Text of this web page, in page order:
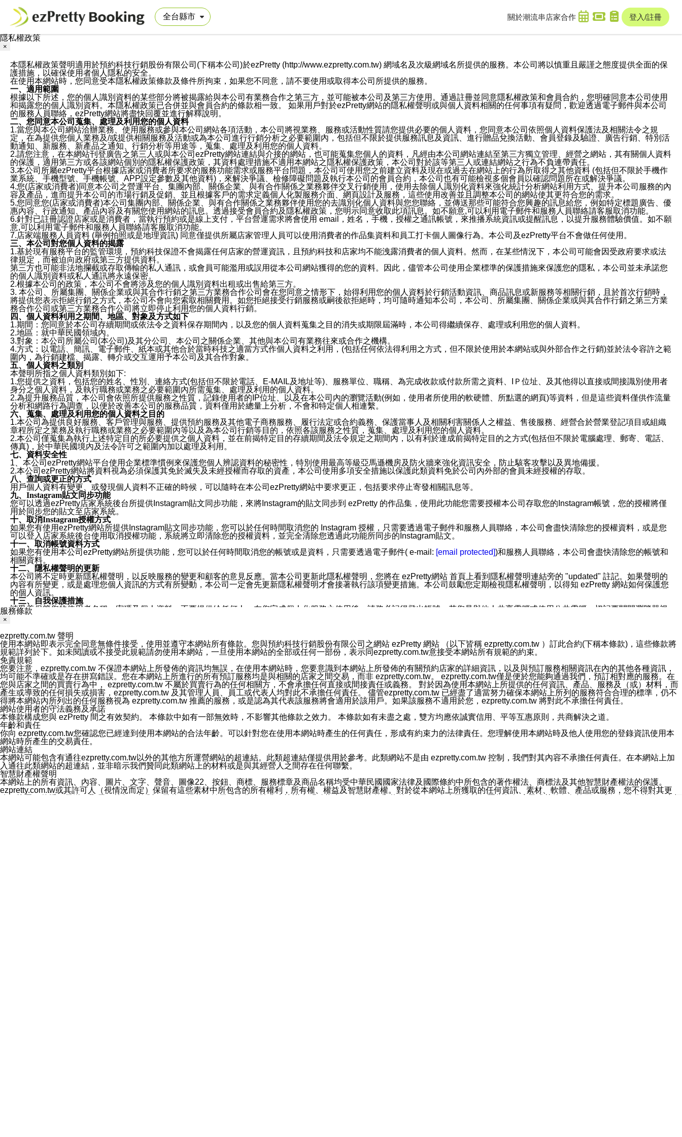
關於潮流串 店家合作 登入/註冊
隱私權政策
×
本隱私權政策聲明適用於預約科技行銷股份有限公司(下稱本公司)於ezPretty (http://www.ezpretty.com.tw) 網域名及次級網域名所提供的服務。本公司將以慎重且嚴謹之態度提供全面的保
護措施，以確保使用者個人隱私的安全。
在使用本網站時，您同意受本隱私權政策條款及條件所拘束，如果您不同意，請不要使用或取得本公司所提供的服務。
一、適用範圍
根據以下所述，您的個人識別資料的某些部分將被揭露給與本公司有業務合作之第三方，並可能被本公司及第三方使用。通過註冊並同意隱私權政策和會員合約，您明確同意本公司使用
和揭露您的個人識別資料。本隱私權政策已合併並與會員合約的條款相一致。 如果用戶對於ezPretty網站的隱私權聲明或與個人資料相關的任何事項有疑問，歡迎透過電子郵件與本公司
的服務人員聯絡，ezPretty網站將盡快回覆並進行解釋說明。
二、您同意本公司蒐集、處理及利用您的個人資料
1.當您與本公司網站洽辦業務、使用服務或參與本公司網站各項活動，本公司將視業務、服務或活動性質請您提供必要的個人資料，您同意本公司依照個人資料保護法及相關法令之規
定，在為提供您個人業務及/或提供相關服務及活動或為本公司進行行銷分析之必要範圍內，包括但不限於提供服務訊息及資訊、進行贈品兌換活動、會員登錄及驗證、廣告行銷、特別活
動通知、新服務、新產品之通知、行銷分析等用途等，蒐集、處理及利用您的個人資料。
2.請您注意，在本網站刊登廣告之第三人或與本公司ezPretty網站連結與介接的網站，也可能蒐集您個人的資料，凡經由本公司網站連結至第三方獨立管理、經營之網站，其有關個人資料
的保護，適用第三方或各該網站個別的隱私權保護政策，其資料處理措施不適用本網站之隱私權保護政策，本公司對於該等第三人或連結網站之行為不負連帶責任。
3.本公司所屬ezPretty平台根據店家或消費者所要求的服務功能需求或服務平台問題，本公司可使用您之前建立資料及現在或過去在網站上的行為所取得之其他資料 (包括但不限於手機作
業系統、手機型號、手機帳號、APP設定參數及其他資料)，來解決爭議、檢修障礙問題及執行本公司的會員合約，本公司也有可能檢視多個會員以確認問題所在或解決爭議。
4.您(店家或消費者)同意本公司之營運平台、集團內部、關係企業、與有合作關係之業務夥伴交叉行銷使用，使用去除個人識別化資料來強化統計分析網站利用方式、提升本公司服務的內
容及產品，進而提升本公司的市場行銷及促銷、並且根據客戶的需求定義個人化製服務介面、網頁設計及服務，這些使用改善並且調整本公司的網站使其更符合您的需求。
5.您同意您(店家或消費者)本公司集團內部、關係企業、與有合作關係之業務夥伴使用您的去識別化個人資料與您您聯絡，並傳送那些可能符合您興趣的訊息給您，例如特定標題廣告、優
惠內容、行政通知、產品內容及有關您使用網站的訊息。透過接受會員合約及隱私權政策，您明示同意收取此項訊息。如不願意,可以利用電子郵件和服務人員聯絡請客服取消功能。
6.針對已註冊認證店家或是消費者，當執行預約或是線上支付，平台營運需求將會使用 email，姓名，手機，授權之通訊帳號，來推播系統資訊或提醒訊息，以提升服務體驗價值。如不願
意,可以利用電子郵件和服務人員聯絡請客服取消功能。
7.店家端服務人員資料 (舉例拍照或是地理資訊) 同意僅提供所屬店家管理人員可以使用消費者的作品集資料和員工打卡個人圖像行為。本公司及ezPretty平台不會做任何使用。
三、本公司對您個人資料的揭露
1.基於現有服務平台的監管環境，預約科技保證不會揭露任何店家的營運資訊，且預約科技和店家均不能洩露消費者的個人資料。然而，在某些情況下，本公司可能會因受政府要求或法
律規定，而被迫向政府或第三方提供資料。
第三方也可能非法地攔截或存取傳輸的私人通訊，或會員可能濫用或誤用從本公司網站獲得的您的資料。因此，儘管本公司使用企業標準的保護措施來保護您的隱私，本公司並未承諾您
的個人識別資料或私人通訊將永遠保密。
2.根據本公司的政策，本公司不會將涉及您的個人識別資料出租或出售給第三方。
3. 本公司、所屬集團、關係企業或與其合作行銷之第三方業務合作公司會在您同意之情形下，始得利用您的個人資料於行銷活動資訊、商品訊息或新服務等相關行銷，且於首次行銷時，
將提供您表示拒絕行銷之方式，本公司不會向您索取相關費用。如您拒絕接受行銷服務或嗣後欲拒絕時，均可隨時通知本公司，本公司、所屬集團、關係企業或與其合作行銷之第三方業
務合作公司或第三方業務合作公司將立即停止利用您的個人資料行銷。
四、個人資料利用之期間、地區、對象及方式如下
1.期間：您同意於本公司存續期間或依法令之資料保存期間內，以及您的個人資料蒐集之目的消失或期限屆滿時，本公司得繼續保存、處理或利用您的個人資料。
2.地區：就中華民國領域內。
3.對象：本公司所屬公司(本公司)及其分公司、本公司之關係企業、其他與本公司有業務往來或合作之機構。
4.方式：以電話、簡訊、電子郵件、紙本或其他合於當時科技之適當方式作個人資料之利用，(包括任何依法得利用之方式，但不限於使用於本網站或與外部合作之行銷)並於法令容許之範
圍內，為行銷建檔、揭露、轉介或交互運用予本公司及其合作對象。
五、個人資料之類別
本聲明所指之個人資料類別如下:
1.您提供之資料，包括您的姓名、性別、連絡方式(包括但不限於電話、E-MAIL及地址等)、服務單位、職稱、為完成收款或付款所需之資料、IＰ位址、及其他得以直接或間接識別使用者
身分之個人資料，及執行職務或業務之必要範圍內所需蒐集、處理及利用的個人資料。
2.為提升服務品質，本公司會依照所提供服務之性質，記錄使用者的IP位址、以及在本公司內的瀏覽活動(例如，使用者所使用的軟硬體、所點選的網頁)等資料，但是這些資料僅供作流量
分析和網路行為調查，以便於改善本公司的服務品質，資料僅用於總量上分析，不會和特定個人相連繫。
六、蒐集、處理及利用您的個人資料之目的
1.本公司為提供良好服務、客戶管理與服務、提供預約服務及其他電子商務服務、履行法定或合約義務、保護當事人及相關利害關係人之權益、售後服務、經營合於營業登記項目或組織
章程所定之業務及執行職務或業務之必要範圍內等以及為本公司行銷等目的，依照各該服務之性質，蒐集、處理及利用您的個人資料。
2.本公司僅蒐集為執行上述特定目的所必要提供之個人資料，並在前揭特定目的存續期間及法令規定之期間內，以有利於達成前揭特定目的之方式(包括但不限於電腦處理、郵寄、電話、
傳真)，於中華民國境內及法令許可之範圍內加以處理及利用。
七、資料安全性
1、本公司ezPretty網站平台使用企業標準慣例來保護您個人辨認資料的秘密性，特別使用最高等級亞馬遜機房及防火牆來強化資訊安全，防止駭客攻擊以及異地備援。
2.本公司ezPretty網站將資料視為必須保護其免於滅失及未經授權而存取的資產，本公司使用多項安全措施以保護此類資料免於公司內外部的會員未經授權的存取。
八、查詢或更正的方式
用戶個人資料有變更、或發現個人資料不正確的時候，可以隨時在本公司ezPretty網站中要求更正，包括要求停止寄發相關訊息等。
九、Instagram貼文同步功能
您可以透過ezPretty店家系統後台所提供Instagram貼文同步功能，來將Instagram的貼文同步到 ezPretty 的作品集，使用此功能您需要授權本公司存取您的Instagram帳號，您的授權將僅
用於同步您的貼文至店家系統。
十、取消Instagram授權方式
如果您有使用ezPretty網站所提供Instagram貼文同步功能，您可以於任何時間取消您的 Instagram 授權，只需要透過電子郵件和服務人員聯絡，本公司會盡快清除您的授權資料，或是您
可以登入店家系統後台使用取消授權功能，系統將立即清除您的授權資料，並完全清除您透過此功能所同步的Instagram貼文。
十一、取消帳號資料方式
如果您有使用本公司ezPretty網站所提供功能，您可以於任何時間取消您的帳號或是資料，只需要透過電子郵件( e-mail: [email protected])和服務人員聯絡，本公司會盡快清除您的帳號和
相關資料。
十二、隱私權聲明的更新
本公司將不定時更新隱私權聲明，以反映服務的變更和顧客的意見反應。當本公司更新此隱私權聲明，您將在 ezPretty網站 首頁上看到隱私權聲明連結旁的 "updated" 註記。如果聲明的
內容有所變更，或是處理您個人資訊的方式有所變動，本公司一定會先更新隱私權聲明才會接著執行該項變更措施。本公司鼓勵您定期檢視隱私權聲明，以得知 ezPretty 網站如何保護您
的個人資訊。
十三、自我保護措施
請妥善保管您的使用者名稱、密碼及個人資料，不要提供給任何人。在您完成個人化服務之使用後，請務必記得登出帳號。若您是與他人共享電腦或使用公共電腦，切記要關閉瀏覽器視
窗，以防止他人讀取您的個人資料、信件或進入所機關管理區。
您同意本公司網站，透過您所提供的郵件地址與您取得聯絡並傳送或宣傳本網站各項服務之資料或電子郵件供您參考。您能依照該資料或電子郵件所指示之方法、說明或功能連結，隨時
停止接收這些資料或電子郵件。
十五、訊息通知
本公司/本服務將以通知型訊息傳送重要訊息給您。即使未加入本公司/本服務好友，您仍可接收到通知型訊息。
本公司/本服務傳送之通知型訊息以對您有效且重要的訊息為限，以廣告或其他目的的訊息皆不會被傳送。滿足以下三個條件者，將可收到通知型訊息。
1.LINE 帳號設定的電話號碼與本公司/本服務所傳來的電話號碼比對相符。
2.該 LINE 帳號已在 LINE APP 設定中，同意接收通知型訊息。
3.LINE 帳號未封鎖傳送訊息之 LINE 官方帳號。
欲變更通知型訊息的設定，操作如下：
1.點選「主頁」＞「設定」
2.點選「隱私設定」
3.點選「提供使用資料」
4.點選「LINE通知型訊息」
5.開關「接收LINE通知型訊息」
❗️關閉「接收通知型訊息」後，將不會接收到來自任何企業官方帳號或認證官方帳號的通知型訊息。
服務條款
×
ezpretty.com.tw 聲明
使用本網站即表示完全同意無條件接受，使用並遵守本網站所有條款。您與預約科技行銷股份有限公司之網站 ezPretty 網站 （以下皆稱 ezpretty.com.tw ）訂此合約(下稱本條款)，這些條款將
規範詳列於下。如未閱讀或不接受此規範請勿使用本網站，一旦使用本網站的全部或任何一部份，表示同ezpretty.com.tw意接受本網站所有規範的約束。
免責規範
您要注意，ezpretty.com.tw 不保證本網站上所發佈的資訊均無誤，在使用本網站時，您要意識到本網站上所發佈的有關預約店家的詳細資訊，以及與預訂服務相關資訊在內的其他各種資訊，
均可能不準確或是存在拼寫錯誤。您在本網站上所進行的所有預訂服務均是與相關的店家之間交易，而非 ezpretty.com.tw。 ezpretty.com.tw僅是便於您能夠通過我們，預訂相對應的服務。在
您與店家之間的買賣行為中， ezpretty.com.tw 不屬於買賣行為的任何相關方，不會承擔任何直接或間接責任或義務。 對於因為使用本網站上所提供的任何資訊、產品、服務及（或）材料，而
產生或導致的任何損失或損害，ezpretty.com.tw 及其管理人員、員工或代表人均對此不承擔任何責任。 儘管ezpretty.com.tw 已經盡了適當努力確保本網站上所列的服務符合合理的標準，仍不
得將本網站內所列出的任何服務視為 ezpretty.com.tw 推薦的服務，或是認為其代表該服務將會適用於該用戶。如果該服務不適用於您，ezpretty.com.tw 將對此不承擔任何責任。
網站使用者的守法義務及承諾
本條款構成您與 ezPretty 間之有效契約。 本條款中如有一部無效時，不影響其他條款之效力。 本條款如有未盡之處，雙方均應依誠實信用、平等互惠原則，共商解決之道。
年齡和責任
你向 ezpretty.com.tw您確認您已經達到使用本網站的合法年齡。可以針對您在使用本網站時產生的任何責任，形成有約束力的法律責任。您理解使用本網站時及他人使用您的登錄資訊使用本
網站時所產生的交易責任。
網站連結
本網站可能包含有通往ezpretty.com.tw以外的其他方所運營網站的超連結。此類超連結僅提供用於參考。此類網站不是由 ezpretty.com.tw 控制，我們對其內容不承擔任何責任。在本網站上加
入通往此類網站的超連結，並非暗示我們贊同此類網站上的材料或是與其經營人之間存在任何聯繫。
智慧財產權聲明
本網站上的所有資訊、內容、圖片、文字、聲音、圖像22、按鈕、商標、服務標章及商品名稱均受中華民國國家法律及國際條約中所包含的著作權法、商標法及其他智慧財產權法的保護。
ezpretty.com.tw或其許可人（視情況而定）保留有這些素材中所包含的所有權利，所有權、權益及智慧財產權。對於從本網站上所獲取的任何資訊、素材、軟體、產品或服務，您不得對其更